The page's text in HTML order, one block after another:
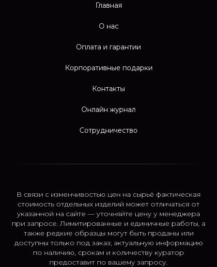
Главная
О нас
Оплата и гарантии
Корпоративные подарки
Контакты
Онлайн журнал
Сотрудничество
В связи с изменчивостью цен на сырьё фактическая
стоимость отдельных изделий может отличаться от
указанной на сайте — уточняйте цену у менеджера
при запросе. Лимитированные и единичные работы, а
также редкие образцы могут быть проданы или
доступны только под заказ; актуальную информацию
по наличию, срокам и количеству куратор
предоставит по вашему запросу.